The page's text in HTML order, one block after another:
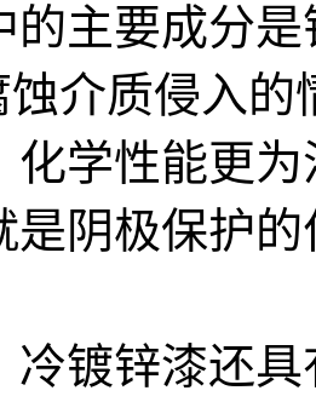
的主要成分
蚀介质侵入
化学性能更
是阴极保护
冷镀锌漆还